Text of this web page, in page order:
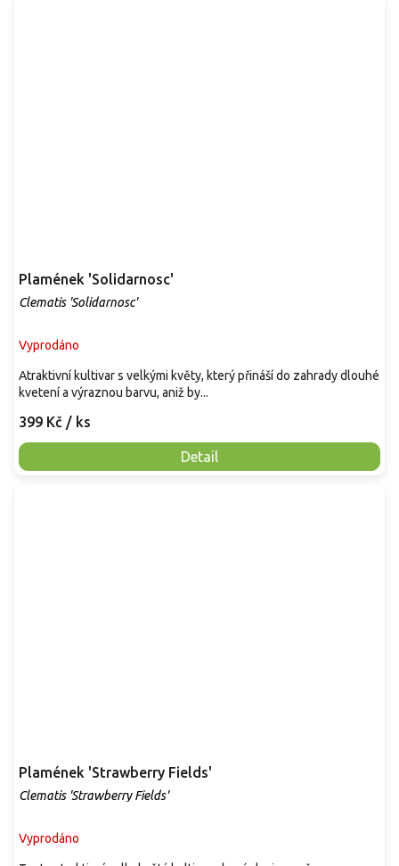
Plamének 'Solidarnosc'
Clematis 'Solidarnosc'
Vyprodáno
399 Kč / ks
Detail
Atraktivní kultivar s velkými květy, který přináší do zahrady dlouhé
kvetení a výraznou barvu, aniž by...
Plamének 'Strawberry Fields'
Clematis 'Strawberry Fields'
Vyprodáno